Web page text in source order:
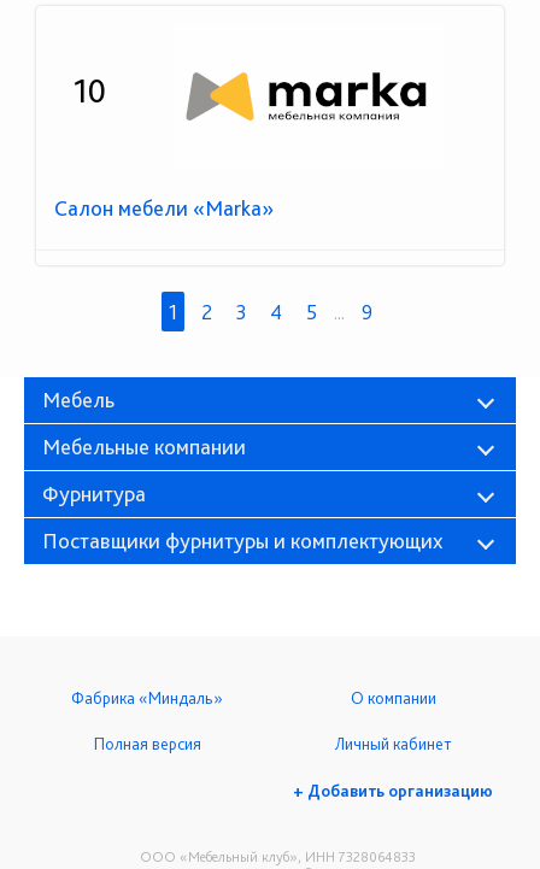
10
Салон мебели «Marka»
1 2 3 4 5 ... 9
Мебель
Мебельные компании
Фурнитура
Поставщики фурнитуры и комплектующих
ООО «Мебельный клуб», ИНН 7328064833
Фабрика «Миндаль» О компании
Полная версия Личный кабинет
+ Добавить организацию